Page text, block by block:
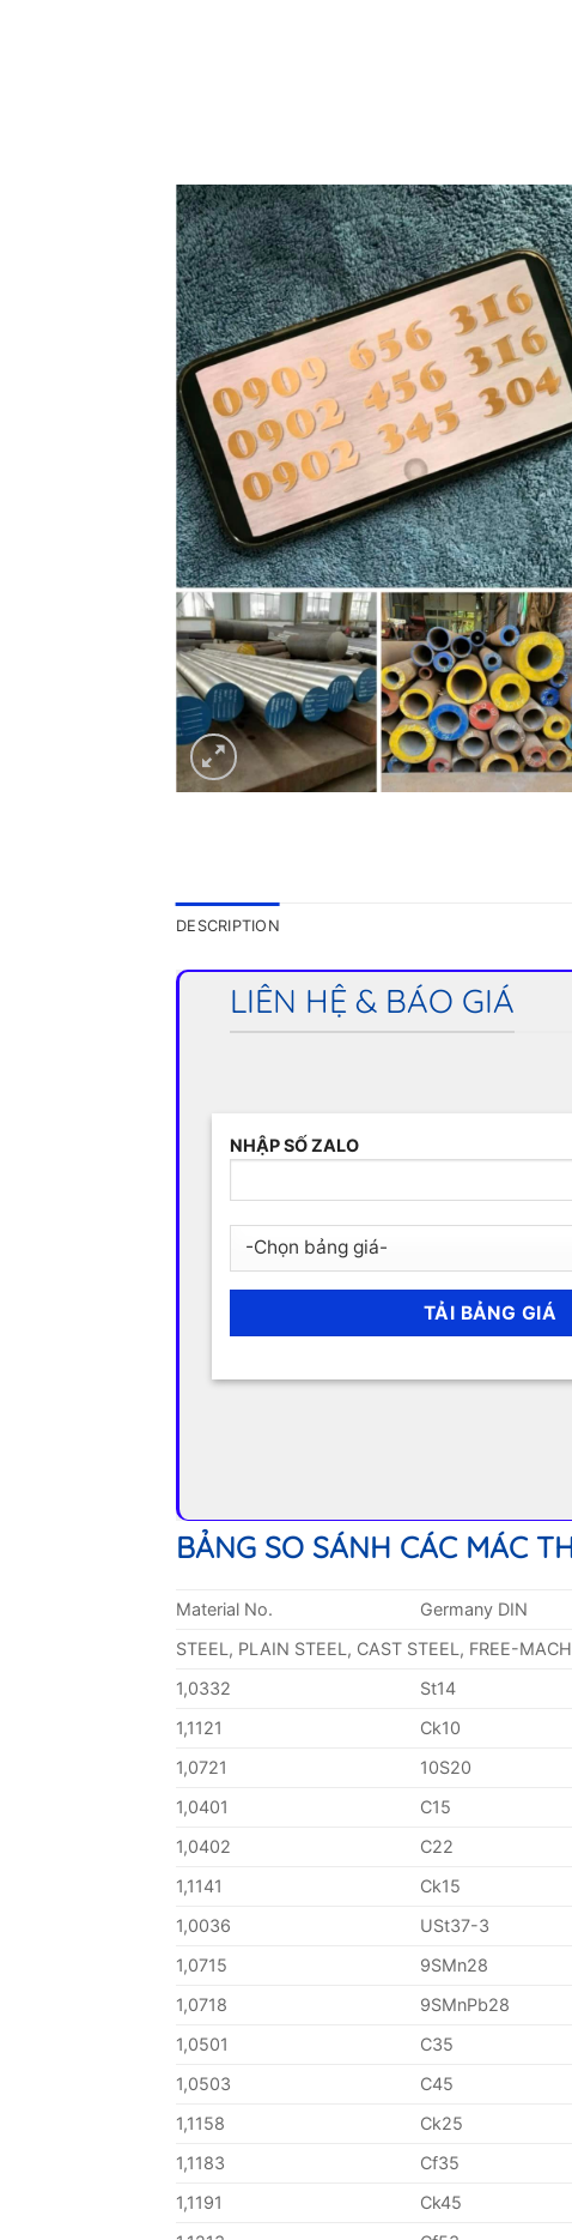
DESCRIPTION
LIÊN HỆ & BÁO GIÁ
NHẬP SỐ ZALO
BẢNG SO SÁNH CÁC MÁC
Material No. Germany DIN
STEEL, PLAIN STEEL, CAST STEEL, FREE-
1,0332
St14
1,1121
Ck10
1,0721
10S20
1,0401
C15
1,0402
C22
1,1141
Ck15
1,0036
USt37-3
1,0715
9SMn28
1,0718
9SMnPb28
1,0501
C35
1,0503
C45
1,1158
Ck25
1,1183
Cf35
1,1191
Ck45